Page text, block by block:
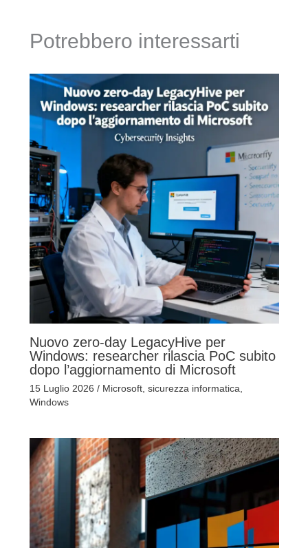
Potrebbero interessarti
Nuovo zero-day LegacyHive per
Windows: researcher rilascia PoC subito
dopo l’aggiornamento di Microsoft
15 Luglio 2026 / Microsoft, sicurezza informatica
Windows